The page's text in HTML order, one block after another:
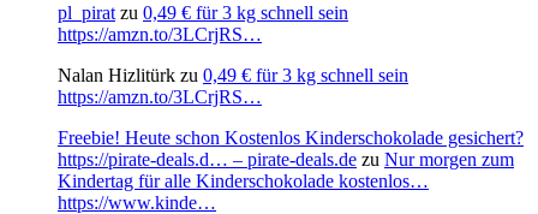
pl_pirat zu 0,49 € für 3 kg schnell sein
https://amzn.to/3LCrjRS…
Nalan Hizlitürk zu 0,49 € für 3 kg schnell sein
https://amzn.to/3LCrjRS…
Freebie! Heute schon Kostenlos Kinderschokolade gesichert?
https://pirate-deals.d… – pirate-deals.de zu Nur morgen zum
Kindertag für alle Kinderschokolade kostenlos…
https://www.kinde…